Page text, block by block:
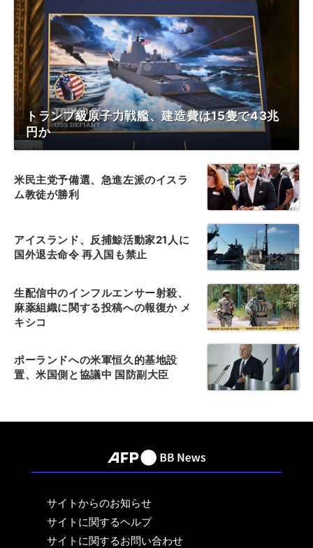
トランプ級原子力戦艦、建造費は15隻で43兆
円か
米民主党予備選、急進左派のイスラ
ム教徒が勝利
アイスランド、反捕鯨活動家21人に
国外退去命令 再入国も禁止
生配信中のインフルエンサー射殺、
麻薬組織に関する投稿への報復か メ
キシコ
ポーランドへの米軍恒久的基地設
置、米国側と協議中 国防副大臣
サイトからのお知らせ
サイトに関するヘルプ
サイトに関するお問い合わせ